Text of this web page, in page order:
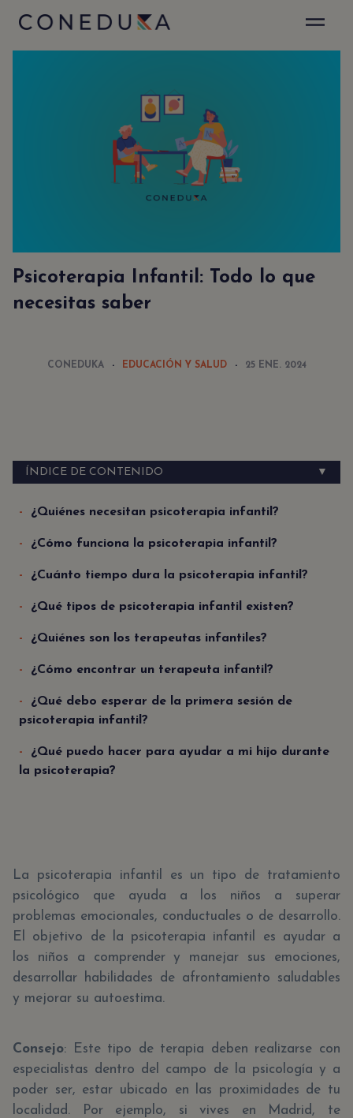
Psicoterapia Infantil: Todo lo que
necesitas saber
CONEDUKA EDUCACIÓN Y SALUD 25 ENE. 2024
ÍNDICE DE CONTENIDO ▼
¿Quiénes necesitan psicoterapia infantil?
¿Cómo funciona la psicoterapia infantil?
¿Cuánto tiempo dura la psicoterapia infantil?
¿Qué tipos de psicoterapia infantil existen?
¿Quiénes son los terapeutas infantiles?
¿Cómo encontrar un terapeuta infantil?
¿Qué debo esperar de la primera sesión de
psicoterapia infantil?
¿Qué puedo hacer para ayudar a mi hijo durante
la psicoterapia?
La psicoterapia infantil es un tipo de tratamiento
psicológico que ayuda a los niños a superar
problemas emocionales, conductuales o de desarrollo.
El objetivo de la psicoterapia infantil es ayudar a
los niños a comprender y manejar sus emociones,
desarrollar habilidades de afrontamiento saludables
y mejorar su autoestima.
Consejo: Este tipo de terapia deben realizarse con
especialistas dentro del campo de la psicología y a
poder ser, estar ubicado en las proximidades de tu
localidad. Por ejemplo, si vives en Madrid, te
✕
Suscribirte a nuestro Newsletter es muy fácil.
Sólo déjanos tu emal y recibirás actualizaciones
de nuestro blog y anuncios especiales.
NEWSLETTER